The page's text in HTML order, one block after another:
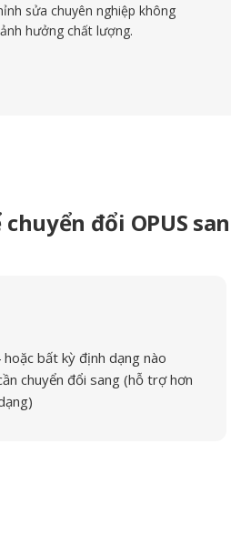
sửa chuyên nghiệp không
ảnh hưởng chất lượng.
đổi OPUS
hoặc bất kỳ định dạng nào
chuyển đổi sang (hỗ trợ hơn